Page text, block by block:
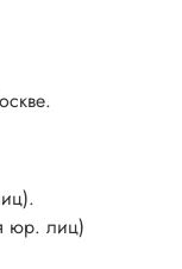
юр. лиц)